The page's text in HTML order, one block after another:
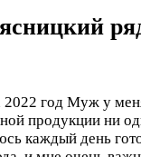
2022 год Муж у
продукции ни
каждый день